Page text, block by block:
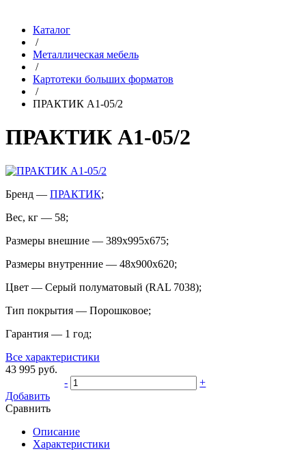
Каталог
/
Металлическая мебель
/
Картотеки больших форматов
/
ПРАКТИК A1-05/2
ПРАКТИК A1-05/2
Бренд — ПРАКТИК;
Вес, кг — 58;
Размеры внешние — 389x995x675;
Размеры внутренние — 48x900x620;
Цвет — Cерый полуматовый (RAL 7038);
Тип покрытия — Порошковое;
Гарантия — 1 год;
Все характеристики
43 995 руб.
-
+
Добавить
Сравнить
Описание
Характеристики